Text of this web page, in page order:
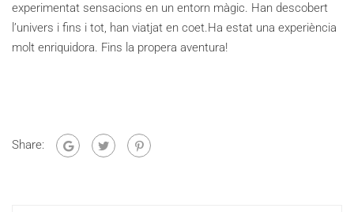
experimentat sensacions en un entorn màgic. Han descobert
l’univers i fins i tot, han viatjat en coet.Ha estat una experiència
molt enriquidora. Fins la propera aventura!
Share: